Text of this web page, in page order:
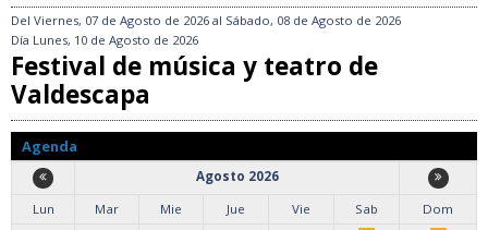
Del Viernes, 07 de Agosto de 2026 al Sábado, 08 de Agosto de 2026
Día Lunes, 10 de Agosto de 2026
Festival de música y teatro de
Valdescapa
Agenda
Agosto 2026
Lun
Mar Mie Jue Vie Sab
Dom